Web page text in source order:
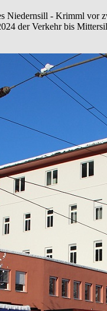
- Krimml vor
der Verkehr bis